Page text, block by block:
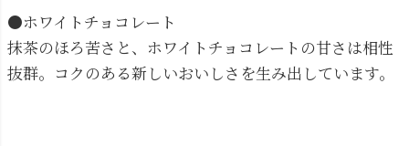
●ホワイトチョコレート
抹茶のほろ苦さと、ホワイトチョコレートの甘さは相性
抜群。コクのある新しいおいしさを生み出しています。